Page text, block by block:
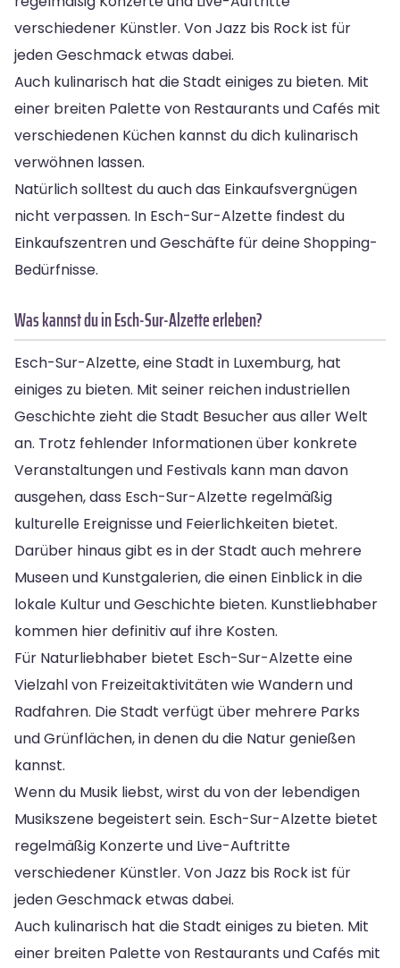
verschiedener Künstler. Von Jazz bis Rock ist für
jeden Geschmack etwas dabei.
Auch kulinarisch hat die Stadt einiges zu bieten. Mit
einer breiten Palette von Restaurants und Cafés mit
verschiedenen Küchen kannst du dich kulinarisch
verwöhnen lassen.
Natürlich solltest du auch das Einkaufsvergnügen
nicht verpassen. In Esch-Sur-Alzette findest du
Einkaufszentren und Geschäfte für deine Shopping-
Bedürfnisse.
Was kannst du in Esch-Sur-Alzette erleben?
Esch-Sur-Alzette, eine Stadt in Luxemburg, hat
einiges zu bieten. Mit seiner reichen industriellen
Geschichte zieht die Stadt Besucher aus aller Welt
an. Trotz fehlender Informationen über konkrete
Veranstaltungen und Festivals kann man davon
ausgehen, dass Esch-Sur-Alzette regelmäßig
kulturelle Ereignisse und Feierlichkeiten bietet.
Darüber hinaus gibt es in der Stadt auch mehrere
Museen und Kunstgalerien, die einen Einblick in die
lokale Kultur und Geschichte bieten. Kunstliebhaber
kommen hier definitiv auf ihre Kosten.
Für Naturliebhaber bietet Esch-Sur-Alzette eine
Vielzahl von Freizeitaktivitäten wie Wandern und
Radfahren. Die Stadt verfügt über mehrere Parks
und Grünflächen, in denen du die Natur genießen
kannst.
Wenn du Musik liebst, wirst du von der lebendigen
Musikszene begeistert sein. Esch-Sur-Alzette bietet
regelmäßig Konzerte und Live-Auftritte
verschiedener Künstler. Von Jazz bis Rock ist für
jeden Geschmack etwas dabei.
Auch kulinarisch hat die Stadt einiges zu bieten. Mit
einer breiten Palette von Restaurants und Cafés mit